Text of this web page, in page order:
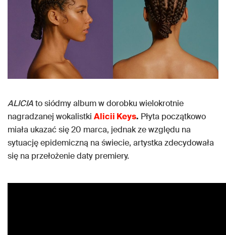
ALICIAto siódmy album w dorobku wielokrotnie
nagradzanej wokalistki Alicii Keys. Płyta początkowo
miała ukazać się 20 marca, jednak ze względu na
sytuację epidemiczną na świecie, artystka zdecydowała
się na przełożenie daty premiery.